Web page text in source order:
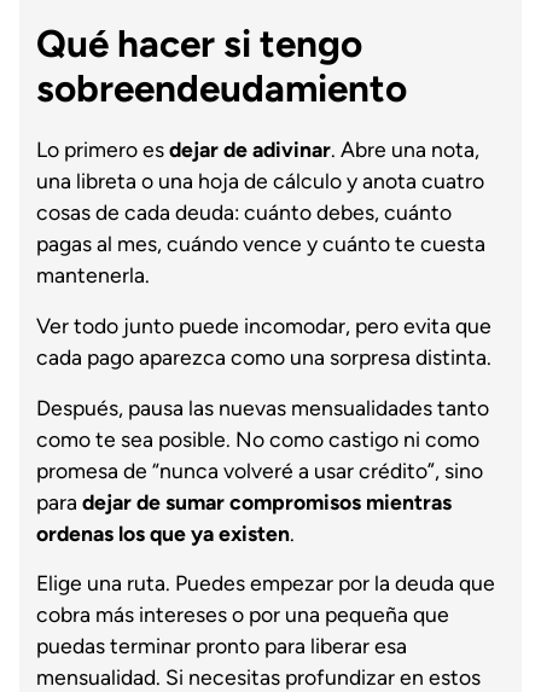
Qué hacer si tengo
sobreendeudamiento
Lo primero esdejar de adivinar. Abre una nota,
una libreta o una hoja de cálculo y anota cuatro
cosas de cada deuda: cuánto debes, cuánto
pagas al mes, cuándo vence y cuánto te cuesta
mantenerla.
Ver todo junto puede incomodar, pero evita que
cada pago aparezca como una sorpresa distinta.
Después, pausa las nuevas mensualidades tanto
como te sea posible. No como castigo ni como
promesa de “nunca volveré a usar crédito”, sino
para dejar de sumar compromisos mientras
ordenas los que ya existen.
Elige una ruta. Puedes empezar por la deuda que
cobra más intereses o por una pequeña que
puedas terminar pronto para liberar esa
mensualidad. Si necesitas profundizar en estos